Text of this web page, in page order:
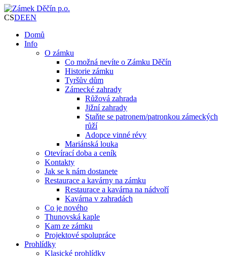
CSDEEN
Domů
Info
O zámku
Co možná nevíte o Zámku Děčín
Historie zámku
Tyršův dům
Zámecké zahrady
Růžová zahrada
Jižní zahrady
Staňte se patronem/patronkou zámeckých
růží
Adopce vinné révy
Mariánská louka
Otevírací doba a ceník
Kontakty
Jak se k nám dostanete
Restaurace a kavárny na zámku
Restaurace a kavárna na nádvoří
Kavárna v zahradách
Co je nového
Thunovská kaple
Kam ze zámku
Projektové spolupráce
Prohlídky
Klasické prohlídky